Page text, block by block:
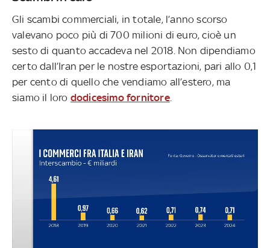
Gli scambi commerciali, in totale, l’anno scorso
valevano poco più di 700 milioni di euro, cioè un
sesto di quanto accadeva nel 2018. Non dipendiamo
certo dall’Iran per le nostre esportazioni, pari allo 0,1
per cento di quello che vendiamo all’estero, ma
siamo il loro dodicesimo fornitore.